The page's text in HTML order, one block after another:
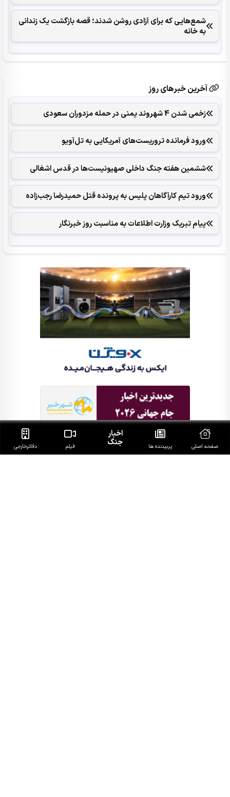
شمع‌هایی که ‌برای آزادی روشن شدند؛ قصه بازگشت یک زندانی
به خانه
آخرین خبرهای روز
زخمی شدن 4 شهروند یمنی در حمله مزدوران سعودی
ورود فرمانده تروریست‌های آمریکایی به تل‌آویو
ششمین هفته جنگ داخلی صهیونیست‌ها در قدس اشغالی
ورود تیم کارآگاهان پلیس به پرونده قتل حمیدرضا رجب‌زاده
پیام تبریک وزارت اطلاعات به مناسبت روز خبرنگار
صفحه اصلی پربیننده ها
اخبار
جنگ فیلم دفاتر‌خارجی